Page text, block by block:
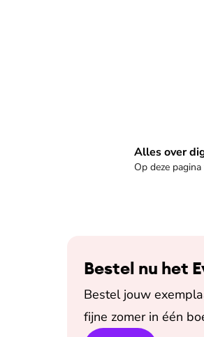
Alles over
Op deze
Veelgestelde vragen
Bestel nu het
Bestel jouw
fijne zomer in één